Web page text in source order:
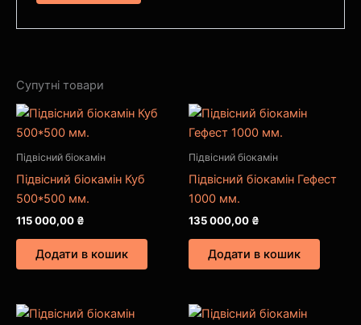
Супутні товари
Підвісний біокамін
Підвісний біокамін Куб
500*500 мм.
115 000,00 ₴
Додати в кошик
Підвісний біокамін
Підвісний біокамін Гефест
1000 мм.
135 000,00 ₴
Додати в кошик